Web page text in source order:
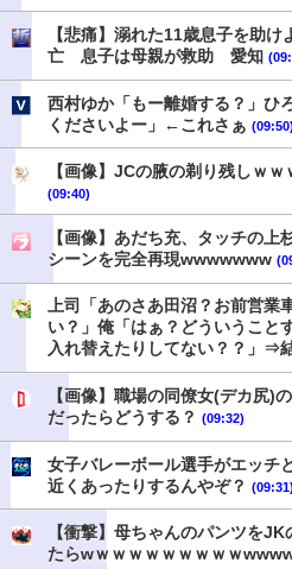
【悲痛】溺れた11歳息子を助
亡 息子は母親が救助 愛知
西村ゆか「もー離婚する？」ひ
くださいよー」←これさぁ (09:50)
【画像】JCの腋の剃り残しｗ
(09:40)
【画像】あだち充、タッチの上
シーンを完全再現wwwwwww
上司「あのさあ田沼？お前営業
い？」俺「はぁ？どういうこと
入れ替えたりしてない？？」⇒
【画像】職場の同僚女(デカ尻)
だったらどうする？ (09:32)
女子バレーボール選手がエッチ
近くあったりするんやぞ？ (09:31)
【衝撃】母ちゃんのパンツを
たらwｗｗｗｗｗｗｗｗｗ